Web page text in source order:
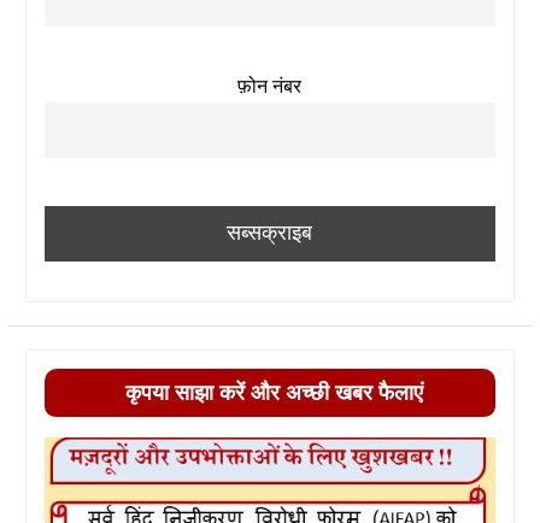
फ़ोन नंबर
कृपया साझा करें और अच्छी खबर फैलाएं